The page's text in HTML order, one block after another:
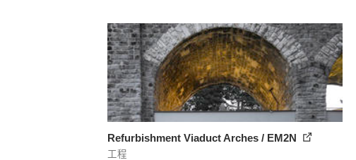
Refurbishment Viaduct Arches / EM2N
工程